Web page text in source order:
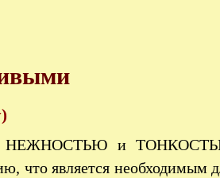
НЕЖНОСТЬЮ и
что является необходимым